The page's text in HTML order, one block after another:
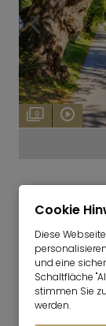
9
In der
Cookie
Diese
und eine
Schaltfläche
stimmen Sie
werden.